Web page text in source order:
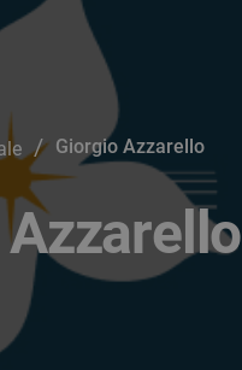
/ Giorgio Azzarello